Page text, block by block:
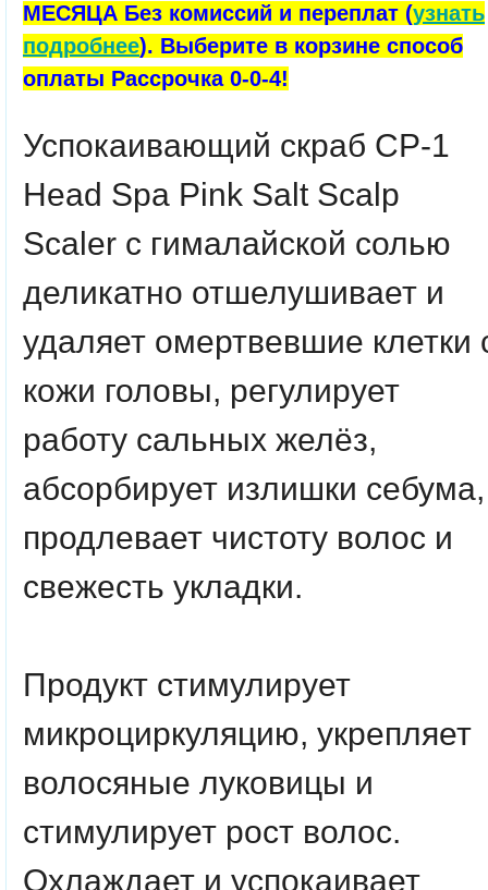
МЕСЯЦА Без комиссий и переплат (узнать
подробнее). Выберите в корзине способ
оплаты Рассрочка 0-0-4!
Успокаивающий скраб СР-1
Head Spa Pink Salt Scalp
Scaler с гималайской солью
деликатно отшелушивает и
удаляет омертвевшие клетки
кожи головы, регулирует
работу сальных желёз,
абсорбирует излишки себума,
продлевает чистоту волос и
свежесть укладки.
Продукт стимулирует
микроциркуляцию, укрепляет
волосяные луковицы и
стимулирует рост волос.
Охлаждает и успокаивает